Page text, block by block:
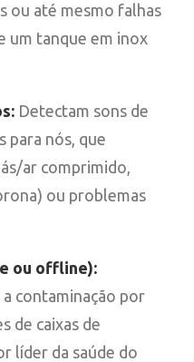
ou até mesmo falhas
um tanque em inox
Detectam sons de
para nós, que
ar comprimido,
ou problemas
ou offline):
contaminação por
de caixas de
líder da saúde do